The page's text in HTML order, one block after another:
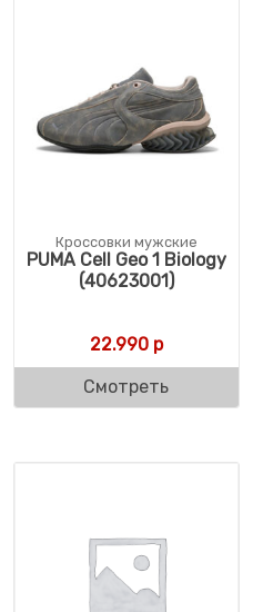
Кроссовки мужские
PUMA Cell Geo 1 Biology
(40623001)
22.990р
Смотреть